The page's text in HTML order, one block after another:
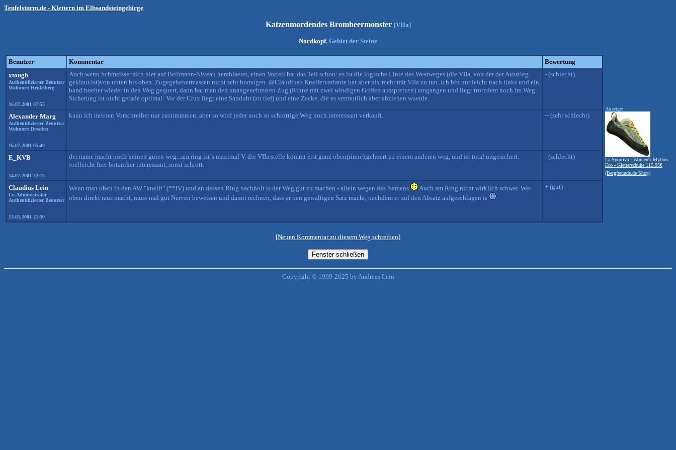
Teufelsturm.de - Klettern im Elbsandsteingebirge
Katzenmordendes Brombeermonster [VIIa]
Nordkopf, Gebiet der Steine
Benutzer Kommentar
Bewertung
xtough
Authentifizierter Benutzer
Wohnort: Heidelberg
16.07.2001 07:55
Auch wenn Schmeisser sich hier auf Bellmann-Niveau herablaesst, einen Vorteil hat das Teil schon: es ist die logische Linie des Westweges (die VIIa, von der der Ausstieg
geklaut ist)von unten bis oben. Zugegebenermassen nicht sehr homogen. @Claudius's Kneifervariante hat aber nix mehr mit VIIa zu tun. ich bin nur leicht nach links und ein
band hoeher wieder in den Weg gequert, dann hat man den unangenehmsten Zug (Rinne mit zwei windigen Griffen ausspreizen) umgangen und liegt trotzdem noch im Weg.
Sicherung ist nicht gerade optimal: Vor der Crux liegt eine Sanduhr (zu tief) und eine Zacke, die es vermutlich aber abziehen wuerde.
- (schlecht)
Alexander Marg
Authentifizierter Benutzer
Wohnort: Dresden
16.07.2001 05:49
kann ich meinen Vorschreiber nur zustimmmen, aber so wird jeder noch so schrottige Weg noch interessant verkauft. -- (sehr schlecht)
E_KVB
14.07.2001 22:13
der name macht noch keinen guten weg...am ring ist´s maximal V. die VIIa stelle kommt erst ganz oben(rinne),gehoert zu einem anderen weg, und ist total ungesichert.
vielleicht fuer botaniker interessant, sonst schrott.
- (schlecht)
Claudius Lein
Co-Administrator
Authentifizierter Benutzer
13.05.2001 21:50
Wenn man oben in den AW "kneift" (**IV) und an dessen Ring nachholt is der Weg gut zu machen - allein wegen des Namens
Auch am Ring nicht wirklich schwer. Wer
oben direkt raus macht, muss mal gut Nerven beweisen und damit rechnen, dass er nen gewaltigen Satz macht, nachdem er auf den Absatz aufgeschlagen is
+ (gut)
Anzeige:
La Sportiva - Women's Mythos
Eco - Kletterschuhe 115.95€
(Bergfreunde.de Shop)
[Neuen Kommentar zu diesem Weg schreiben]
Copyright © 1999-2025 by Andreas Lein